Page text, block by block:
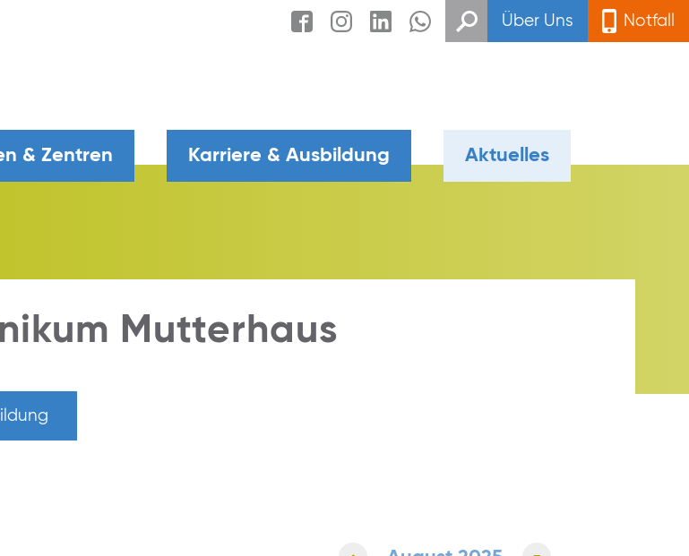
Über Uns Notfall
& Zentren Karriere & Ausbildung Aktuelles
Mutterhaus